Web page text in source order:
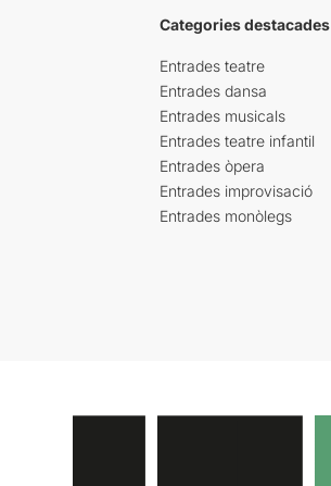
Categories destacades
Entrades teatre
Entrades dansa
Entrades musicals
Entrades teatre infantil
Entrades òpera
Entrades improvisació
Entrades monòlegs